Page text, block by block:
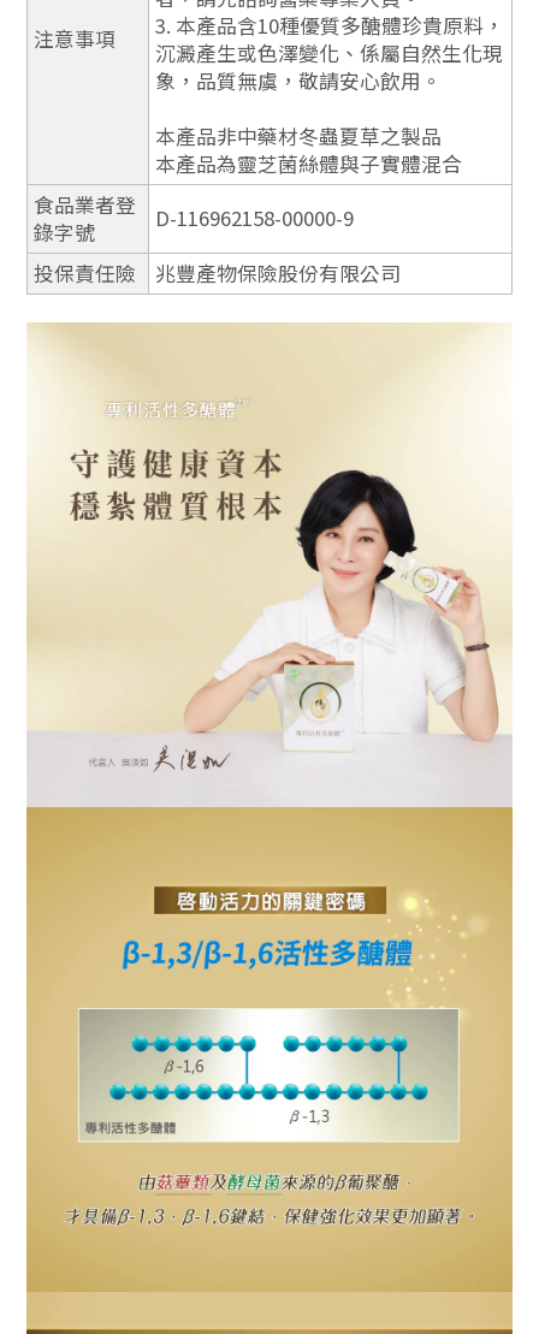
注意事項
3. 本產品含10種優質多醣體珍貴原料，
沉澱產生或色澤變化、係屬自然生化現
象，品質無虞，敬請安心飲用。
本產品非中藥材冬蟲夏草之製品
本產品為靈芝菌絲體與子實體混合
食品業者登
錄字號
D-116962158-00000-9
投保責任險
兆豐產物保險股份有限公司